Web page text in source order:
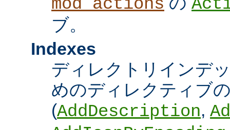
mod_actions
ブ。
Indexes
ディレクトリインデ
めのディレクティブ
(AddDescription,